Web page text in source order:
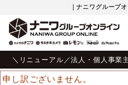
｜ナニワグループ
＼リニューアル／法人・個人事業
申し訳ございません。